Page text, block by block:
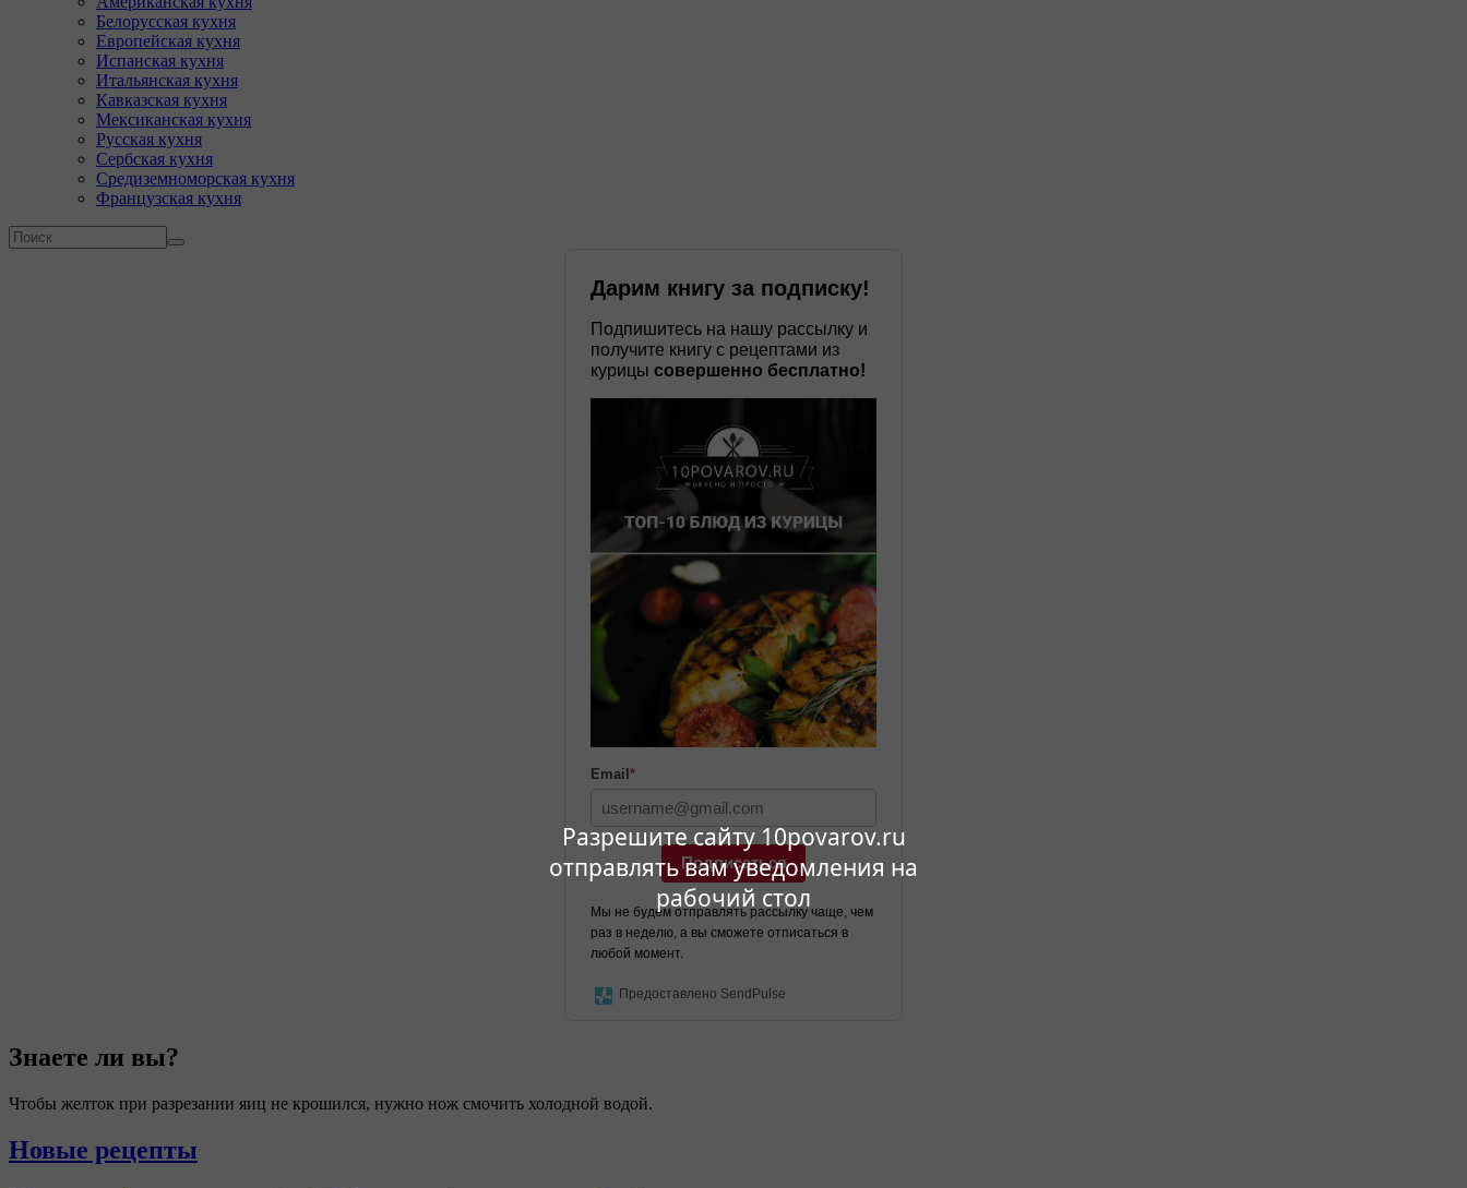
Разрешите сайту 10povarov.ru
отправлять вам уведомления на
рабочий стол
Белорусская кухня
Европейская кухня
Испанская кухня
Итальянская кухня
Кавказская кухня
Мексиканская кухня
Русская кухня
Сербская кухня
Средиземноморская кухня
Французская кухня
Дарим книгу за подписку!
Подпишитесь на нашу рассылку и
получите книгу с рецептами из
курицы совершенно бесплатно!
Email *
Подписаться
Мы не будем отправлять рассылку чаще, чем
раз в неделю, а вы сможете отписаться в
любой момент.
Предоставлено SendPulse
Знаете ли вы?
Чтобы желток при разрезании яиц не крошился, нужно нож смочить холодной водой.
Новые рецепты